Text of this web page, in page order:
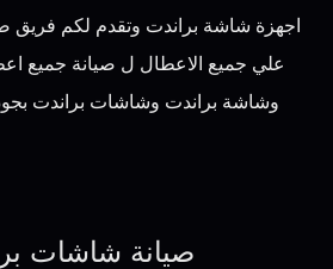
اجهزة شاشة براندت وتقدم لكم
علي جميع الاعطال ل صيانة جميع
وشاشة براندت وشاشات براندت
صيانة شاشات